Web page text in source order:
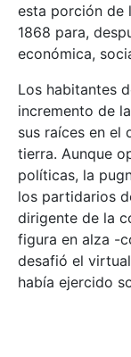
esta porción de
1868 para,
económica,
Los habitantes
incremento de
sus raíces en el
tierra. Aunque
políticas, la
los partidarios
dirigente de la
figura en alza -
desafió el
había ejercido